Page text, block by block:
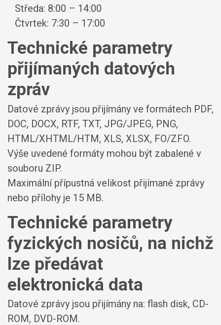
Středa: 8:00 – 14:00
Čtvrtek: 7:30 – 17:00
Technické parametry
přijímaných datových
zpráv
Datové zprávy jsou přijímány ve formátech PDF,
DOC, DOCX, RTF, TXT, JPG/JPEG, PNG,
HTML/XHTML/HTM, XLS, XLSX, FO/ZFO.
Výše uvedené formáty mohou být zabalené v
souboru ZIP.
Maximální přípustná velikost přijímané zprávy
nebo přílohy je 15 MB.
Technické parametry
fyzických nosičů, na nichž
lze předávat
elektronická data
Datové zprávy jsou přijímány na: flash disk, CD-
ROM, DVD-ROM.